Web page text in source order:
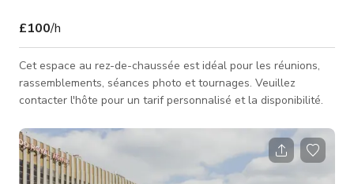
£100/h
Cet espace au rez-de-chaussée est idéal pour les réunions,
rassemblements, séances photo et tournages. Veuillez
contacter l'hôte pour un tarif personnalisé et la disponibilité.